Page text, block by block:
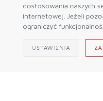
dostosowania naszych
internetowej. Jeżeli
ograniczyć
USTAWIENIA